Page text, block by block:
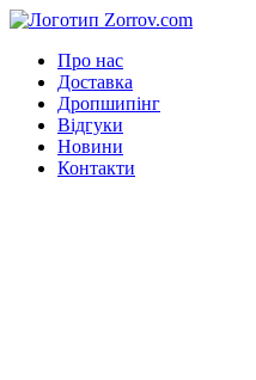
Про нас
Доставка
Дропшипінг
Відгуки
Новини
Контакти